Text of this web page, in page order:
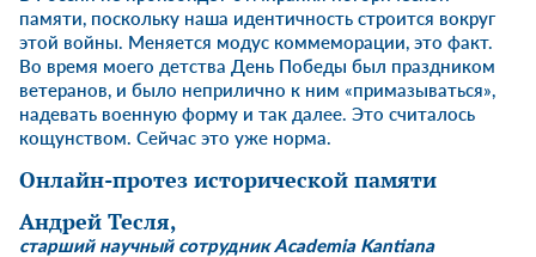
памяти, поскольку наша идентичность строится вокруг
этой войны. Меняется модус коммеморации, это факт.
Во время моего детства День Победы был праздником
ветеранов, и было неприлично к ним «примазываться»,
надевать военную форму и так далее. Это считалось
кощунством. Сейчас это уже норма.
Онлайн-протез исторической памяти
Андрей Тесля,
старший научный сотрудник Academia Kantiana